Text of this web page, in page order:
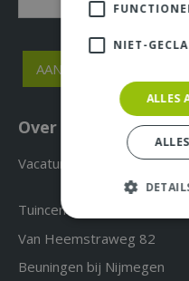
Over ons & Contact
Vacatures
Tuincentrum Bull
Van Heemstraweg 82
Beuningen bij Nijmegen
NIET-
ALLES